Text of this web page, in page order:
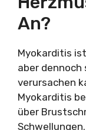
An?
Myokarditis
aber dennoch
verursachen
Myokarditis
über